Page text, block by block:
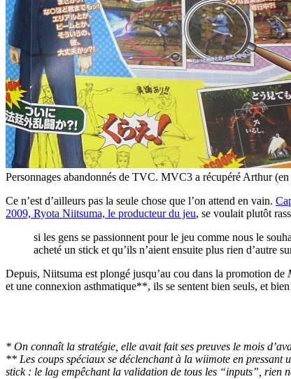
Personnages abandonnés de TVC. MVC3 a récupéré Arthur
Ce n’est d’ailleurs pas la seule chose que l’on attend en vain.
2009, Ryota Niitsuma, le producteur du jeu, se voulait plutôt
si les gens se passionnent pour le jeu comme nous le
acheté un stick et qu’ils n’aient ensuite plus rien d’autre
Depuis, Niitsuma est plongé jusqu’au cou dans la promotion de
et une connexion asthmatique**, ils se sentent bien seuls, et bien
* On connaît la stratégie, elle avait fait ses preuves le mois
** Les coups spéciaux se déclenchant à la wiimote en pressant
stick : le lag empêchant la validation de tous les “inputs”, rien